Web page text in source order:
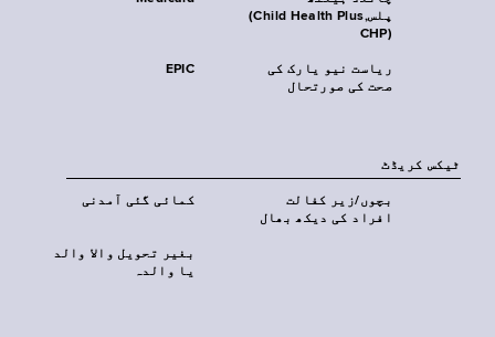
پلس‎(Child Health Plus,
CHP)‎
EPIC
ریاست نیو یارک کی
صحت کی صورتحال
ٹیکس کریڈٹ
کمائی گئی آمدنی
بچوں/زیر کفالت
افراد کی دیکھ بھال
بغیر تحویل والا والد
یا والدہ